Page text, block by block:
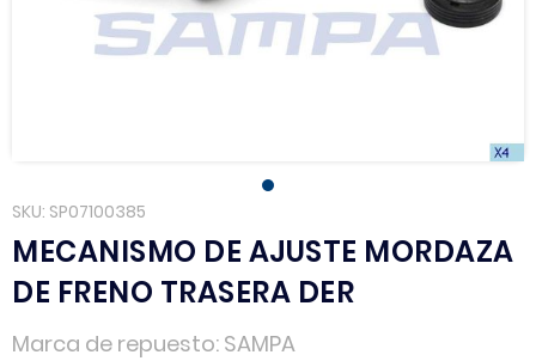
SKU SP07100385
MECANISMO DE AJUSTE MORDAZA
DE FRENO TRASERA DER
Marca de repuesto SAMPA